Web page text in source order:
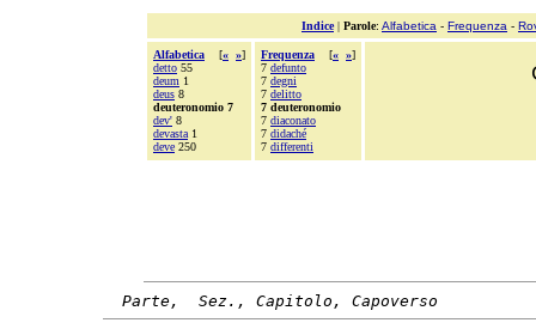
Indice| Parole: Alfabetica - Frequenza -
Alfabetica [« »]
detto 55
deum 1
deus 8
deuteronomio 7
dev' 8
devasta 1
deve 250
Frequenza [« »]
7 defunto
7 degni
7 delitto
7 deuteronomio
7 diaconato
7 didaché
7 differenti
Parte,  Sez., Capitolo, Capoverso